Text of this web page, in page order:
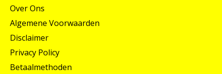
Over Ons
Algemene Voorwaarden
Disclaimer
Privacy Policy
Betaalmethoden